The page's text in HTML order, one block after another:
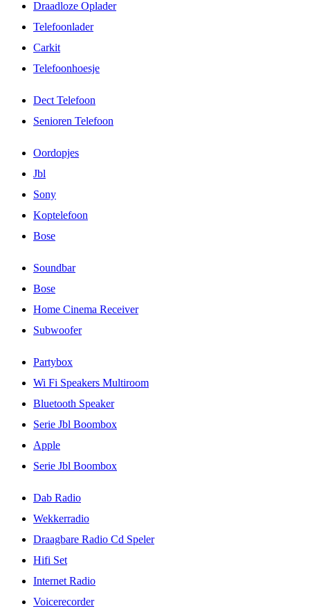
Draadloze Oplader
Telefoonlader
Carkit
Telefoonhoesje
Dect Telefoon
Senioren Telefoon
Oordopjes
Jbl
Sony
Koptelefoon
Bose
Soundbar
Bose
Home Cinema Receiver
Subwoofer
Partybox
Wi Fi Speakers Multiroom
Bluetooth Speaker
Serie Jbl Boombox
Apple
Serie Jbl Boombox
Dab Radio
Wekkerradio
Draagbare Radio Cd Speler
Hifi Set
Internet Radio
Voicerecorder